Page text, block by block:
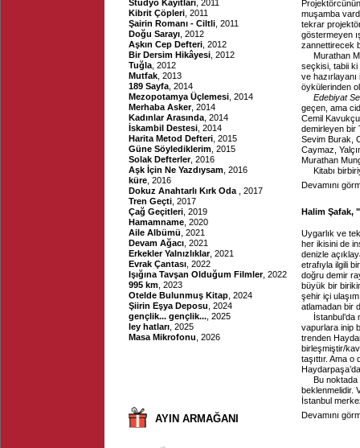
Stüdyo Kayıtları , 2011
Kibrit Çöpleri , 2011
Şairin Romanı - Ciltli , 2011
Doğu Sarayı , 2012
Aşkın Cep Defteri , 2012
Bir Dersim Hikâyesi , 2012
Tuğla , 2012
Mutfak , 2013
189 Sayfa , 2014
Mezopotamya Üçlemesi , 2014
Merhaba Asker, 2014
Kadınlar Arasında , 2014
İskambil Destesi , 2014
Harita Metod Defteri , 2015
Güne Söylediklerim , 2015
Solak Defterler, 2016
Aşk İçin Ne Yazdıysam , 2016
küre , 2016
Dokuz Anahtarlı Kırk Oda
, 2017
Tren Geçti , 2017
Çağ Geçitleri , 2019
Hamamname , 2020
Aile Albümü , 2021
Devam Ağacı , 2021
Erkekler Yalnızlıklar, 2021
Evrak Çantası , 2022
Işığına Tavşan Olduğum Filmler, 2022
995 km , 2023
Otelde Bulunmuş Kitap , 2024
Şiirin Eşya Deposu , 2024
gençlik... gençlik... , 2025
ley hatları , 2025
Masa Mikrofonu , 2026
AYIN ARMAĞANI
muşamba
tekrar
göstermeyen
zannettirecek
Murathan
seçkisi, tabii ki
ve
öykülerinden
Edebiyat
geçen, ama
Cemil
demirleyen bir
Sevim Burak,
Caymaz,
Murathan
Kitabı
Devamını
Halim Şafak,
Uygarlık ve
her ikisini de
denizle
etrafıyla ilgili
doğru demir
büyük bir
şehir içi
atlamadan bir
İstanbul’da
vapurlara inip
trenden
birleşmiştir/
taşıttır. Ama
Bu noktada
beklenmelidir.
İstanbul
Devamını